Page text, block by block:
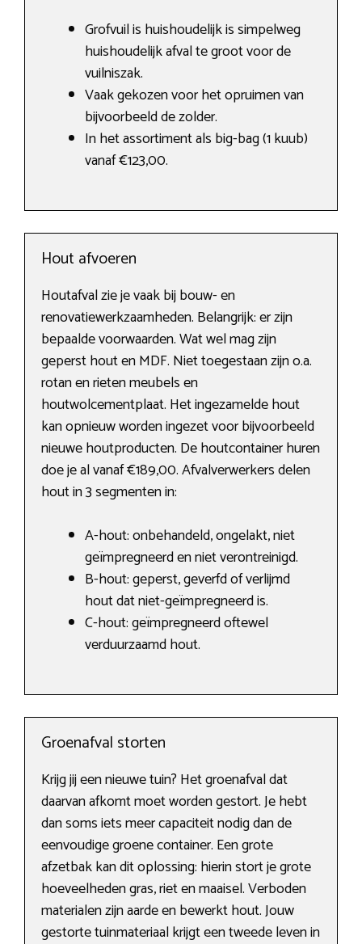
Grofvuil is huishoudelijk is simpelweg
huishoudelijk afval te groot voor de
vuilniszak.
Vaak gekozen voor het opruimen van
bijvoorbeeld de zolder.
In het assortiment als big-bag (1 kuub)
vanaf €123,00.
Hout afvoeren
Houtafval zie je vaak bij bouw- en
renovatiewerkzaamheden. Belangrijk: er zijn
bepaalde voorwaarden. Wat wel mag zijn
geperst hout en MDF. Niet toegestaan zijn o.a.
rotan en rieten meubels en
houtwolcementplaat. Het ingezamelde hout
kan opnieuw worden ingezet voor bijvoorbeeld
nieuwe houtproducten. De houtcontainer huren
doe je al vanaf €189,00. Afvalverwerkers delen
hout in 3 segmenten in:
A-hout: onbehandeld, ongelakt, niet
geïmpregneerd en niet verontreinigd.
B-hout: geperst, geverfd of verlijmd
hout dat niet-geïmpregneerd is.
C-hout: geïmpregneerd oftewel
verduurzaamd hout.
Groenafval storten
Krijg jij een nieuwe tuin? Het groenafval dat
daarvan afkomt moet worden gestort. Je hebt
dan soms iets meer capaciteit nodig dan de
eenvoudige groene container. Een grote
afzetbak kan dit oplossing: hierin stort je grote
hoeveelheden gras, riet en maaisel. Verboden
materialen zijn aarde en bewerkt hout. Jouw
gestorte tuinmateriaal krijgt een tweede leven in